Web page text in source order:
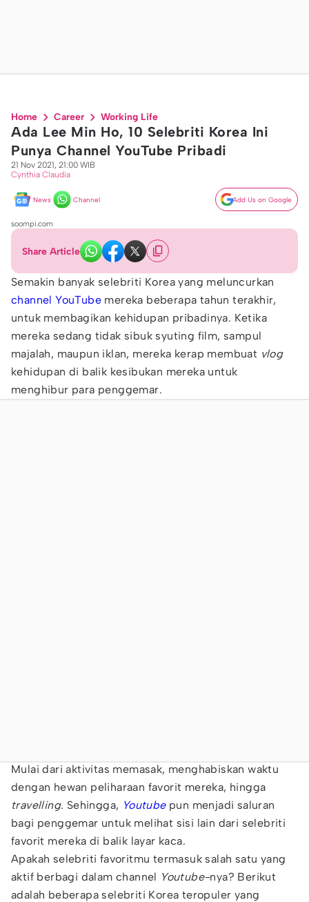
Home Career Working Life
Ada Lee Min Ho, 10 Selebriti Korea Ini
Punya Channel YouTube Pribadi
21 Nov 2021, 21:00 WIB
Cynthia Claudia
News Channel Add Us on Google
soompi.com
Share Article
Semakin banyak selebriti Korea yang meluncurkan
channel YouTube mereka beberapa tahun terakhir,
untuk membagikan kehidupan pribadinya. Ketika
mereka sedang tidak sibuk syuting film, sampul
majalah, maupun iklan, mereka kerap membuat vlog
kehidupan di balik kesibukan mereka untuk
menghibur para penggemar.
Mulai dari aktivitas memasak, menghabiskan waktu
dengan hewan peliharaan favorit mereka, hingga
travelling. Sehingga, Youtubepun menjadi saluran
bagi penggemar untuk melihat sisi lain dari selebriti
favorit mereka di balik layar kaca.
Apakah selebriti favoritmu termasuk salah satu yang
aktif berbagi dalam channel Youtube-nya? Berikut
adalah beberapa selebriti Korea teropuler yang